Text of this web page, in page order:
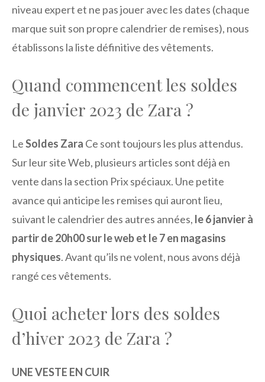
niveau expert et ne pas jouer avec les dates (chaque
marque suit son propre calendrier de remises), nous
établissons la liste définitive des vêtements.
Quand commencent les soldes
de janvier 2023 de Zara ?
LeSoldes Zara Ce sont toujours les plus attendus.
Sur leur site Web, plusieurs articles sont déjà en
vente dans la section Prix spéciaux. Une petite
avance qui anticipe les remises qui auront lieu,
suivant le calendrier des autres années, le 6 janvier à
partir de 20h00 sur le web et le 7 en magasins
physiques. Avant qu’ils ne volent, nous avons déjà
rangé ces vêtements.
Quoi acheter lors des soldes
d’hiver 2023 de Zara ?
UNE VESTE EN CUIR